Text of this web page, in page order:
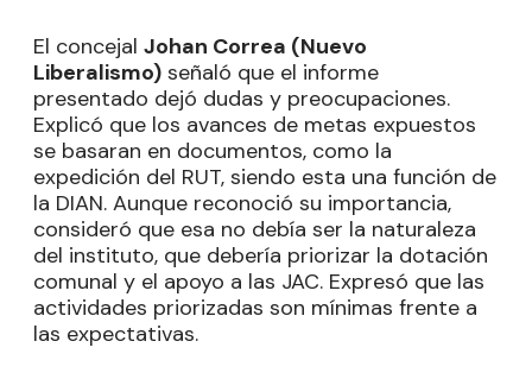
El concejal Johan Correa (Nuevo
Liberalismo) señaló que el informe
presentado dejó dudas y preocupaciones.
Explicó que los avances de metas expuestos
se basaran en documentos, como la
expedición del RUT, siendo esta una función de
la DIAN. Aunque reconoció su importancia,
consideró que esa no debía ser la naturaleza
del instituto, que debería priorizar la dotación
comunal y el apoyo a las JAC. Expresó que las
actividades priorizadas son mínimas frente a
las expectativas.